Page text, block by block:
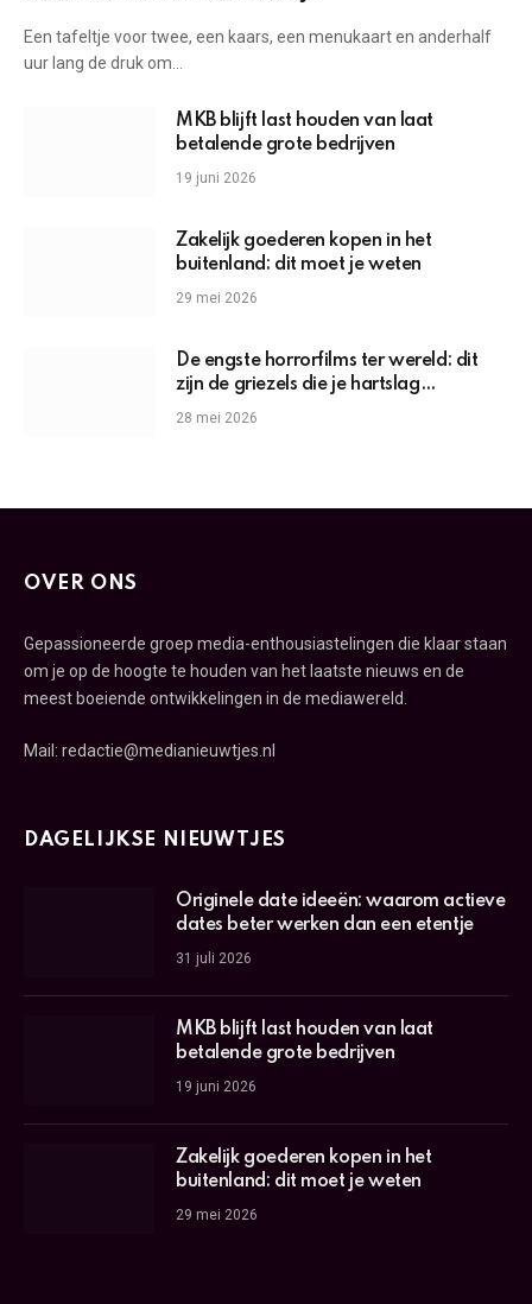
Een tafeltje voor twee, een kaars, een menukaart en anderhalf
uur lang de druk om…
MKB blijft last houden van laat
betalende grote bedrijven
19 juni 2026
Zakelijk goederen kopen in het
buitenland: dit moet je weten
29 mei 2026
De engste horrorfilms ter wereld: dit
zijn de griezels die je hartslag
omhoogjagen
28 mei 2026
OVER ONS
Gepassioneerde groep media-enthousiastelingen die klaar staan
om je op de hoogte te houden van het laatste nieuws en de
meest boeiende ontwikkelingen in de mediawereld.
Mail: redactie@medianieuwtjes.nl
DAGELIJKSE NIEUWTJES
Originele date ideeën: waarom actieve
dates beter werken dan een etentje
31 juli 2026
MKB blijft last houden van laat
betalende grote bedrijven
19 juni 2026
Zakelijk goederen kopen in het
buitenland: dit moet je weten
29 mei 2026